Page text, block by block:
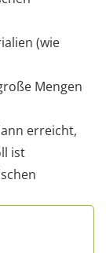
(wie
Mengen
erreicht,
ist